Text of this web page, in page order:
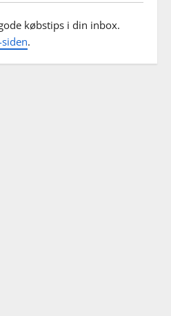
købstips i din inbox.
.